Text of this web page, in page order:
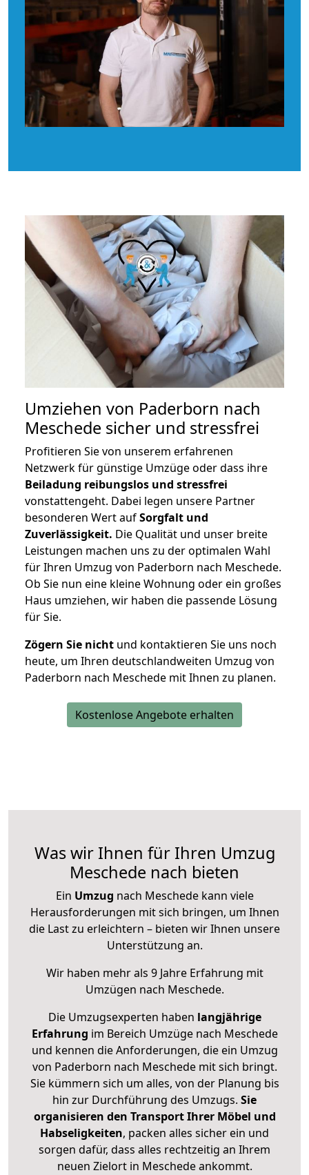
Umziehen von Paderborn nach
Meschede sicher und stressfrei
Profitieren Sie von unserem erfahrenen
Netzwerk für günstige Umzüge oder dass ihre
Beiladung reibungslos und stressfrei
vonstattengeht. Dabei legen unsere Partner
besonderen Wert aufSorgfalt und
Zuverlässigkeit. Die Qualität und unser breite
Leistungen machen uns zu der optimalen Wahl
für Ihren Umzug von Paderborn nach Meschede.
Ob Sie nun eine kleine Wohnung oder ein großes
Haus umziehen, wir haben die passende Lösung
für Sie.
Zögern Sie nicht und kontaktieren Sie uns noch
heute, um Ihren deutschlandweiten Umzug von
Paderborn nach Meschede mit Ihnen zu planen.
Kostenlose Angebote erhalten
Was wir Ihnen für Ihren Umzug
Meschede nach bieten
Ein Umzug nach Meschede kann viele
Herausforderungen mit sich bringen, um Ihnen
die Last zu erleichtern – bieten wir Ihnen unsere
Unterstützung an.
Wir haben mehr als 9 Jahre Erfahrung mit
Umzügen nach Meschede.
Die Umzugsexperten haben langjährige
Erfahrung im Bereich Umzüge nach Meschede
und kennen die Anforderungen, die ein Umzug
von Paderborn nach Meschede mit sich bringt.
Sie kümmern sich um alles, von der Planung bis
hin zur Durchführung des Umzugs. Sie
organisieren den Transport Ihrer Möbel und
Habseligkeiten, packen alles sicher ein und
sorgen dafür, dass alles rechtzeitig an Ihrem
neuen Zielort in Meschede ankommt.